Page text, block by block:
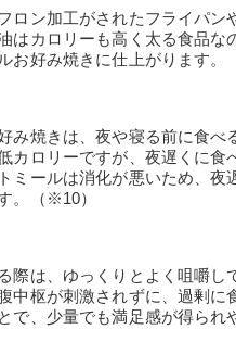
ロン加工がされたフライパン
はカロリーも高く太る食品な
お好み焼きに仕上がります。
み焼きは、夜や寝る前に食べ
カロリーですが、夜遅くに食
ミールは消化が悪いため、
。（※10）
際は、ゆっくりとよく咀嚼し
中枢が刺激されずに、過剰に
で、少量でも満足感が得られ